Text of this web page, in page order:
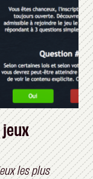
les plus